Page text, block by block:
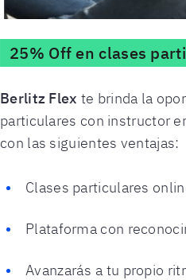
25% Off en clases
Berlitz Flex te brinda la
particulares con instructor
con las siguientes ventajas:
Clases particulares
Plataforma con
Avanzarás a tu propio